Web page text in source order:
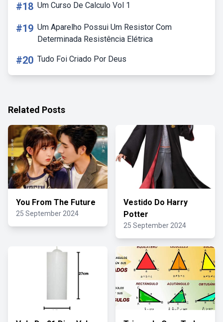
#18 Um Curso De Calculo Vol 1
#19 Um Aparelho Possui Um Resistor Com
Determinada Resistência Elétrica
#20 Tudo Foi Criado Por Deus
Related Posts
You From The Future
25 September 2024
Vestido Do Harry
Potter
25 September 2024